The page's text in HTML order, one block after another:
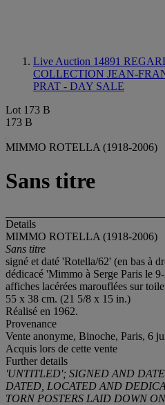
Live Auction 14891
COLLECTION JEAN-
PRAT - DAY SALE
Lot 173 B
173 B
MIMMO ROTELLA (1918-2006)
Sans titre
Details
MIMMO ROTELLA (1918-2006)
Sans titre
signé et daté 'Rotella/62' (en bas à
dédicacé 'Mimmo à Serge Paris le
affiches lacérées marouflées sur
55 x 38 cm. (21 5/8 x 15 in.)
Réalisé en 1962.
Provenance
Vente anonyme, Binoche, Paris, 6
Acquis lors de cette vente
Further details
'UNTITLED'; SIGNED AND
DATED, LOCATED AND
TORN POSTERS LAID DOWN